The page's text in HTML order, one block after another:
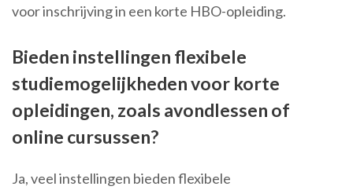
voor inschrijving in een korte HBO-opleiding.
Bieden instellingen flexibele
studiemogelijkheden voor korte
opleidingen, zoals avondlessen of
online cursussen?
Ja, veel instellingen bieden flexibele